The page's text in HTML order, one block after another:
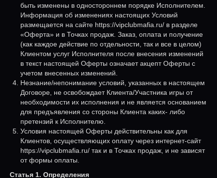
быть изменены в одностороннем порядке Исполнителем.
Информация об изменениях настоящих Условий
размещается на сайте https://vipclubmafia.ru/ в разделе
«Оферта» и в Точках продаж. Заказ, оплата и получение
(как каждое действие по отдельности, так и все в целом)
Клиентом услуг Исполнителя после внесения изменений
в текст настоящей Оферты означает акцепт Оферты с
учетом внесенных изменений.
Незнание/непонимание условий, указанных в настоящем
Договоре, не освобождает Клиента/Участника игры от
необходимости их исполнения и не является основанием
для предъявления со стороны Клиента каких- либо
претензий к Исполнителю.
Условия настоящей Оферты действительны как для
Клиентов, осуществляющих оплату через интернет-сайт
https://vipclubmafia.ru/ так и в Точках продаж, и не зависят
от формы оплаты.
Статья 1. Определения